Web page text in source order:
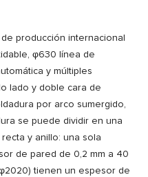
producción internacional
φ630 línea de
y múltiples
lado y doble cara de
por arco sumergido,
se puede dividir en una
y anillo: una sola
de pared de 0,2 mm a 40
tienen un espesor de